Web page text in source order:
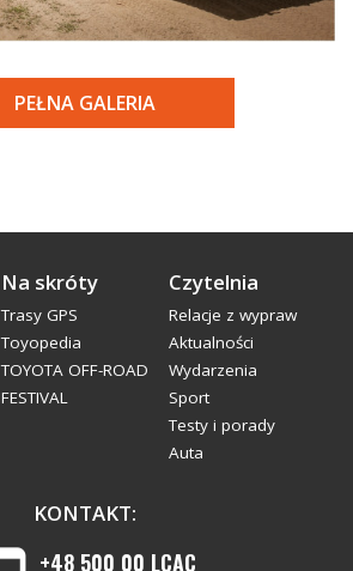
PEŁNA GALERIA
Na skróty
Trasy GPS
Toyopedia
TOYOTA OFF-ROAD
FESTIVAL
Czytelnia
Relacje z wypraw
Aktualności
Wydarzenia
Sport
Testy i porady
Auta
KONTAKT:
+48 500 00 LCAC